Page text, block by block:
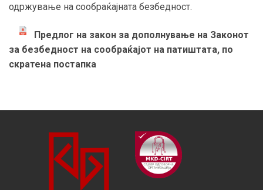
одржување на сообраќајната безбедност.
Предлог на закон за дополнување на Законот
за безбедност на сообраќајот на патиштата, по
скратена постапка